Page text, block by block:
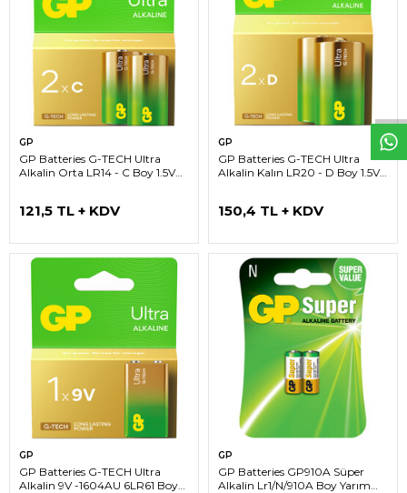
GP
GP Batteries G-TECH Ultra
Alkalin Orta LR14 - C Boy 1.5V
121,5 TL + KDV
GP
GP Batteries G-TECH Ultra
Alkalin Kalın LR20 - D Boy 1.5V
150,4 TL + KDV
GP
GP Batteries G-TECH Ultra
Alkalin 9V -1604AU 6LR61 Boy
GP
GP Batteries GP910A Süper
Alkalin Lr1/N/910A Boy Yarım